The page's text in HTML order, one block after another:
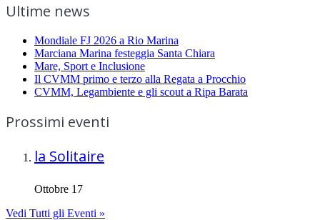
Ultime news
Mondiale FJ 2026 a Rio Marina
Marciana Marina festeggia Santa Chiara
Mare, Sport e Inclusione
Il CVMM primo e terzo alla Regata a Procchio
CVMM, Legambiente e gli scout a Ripa Barata
Prossimi eventi
la Solitaire
Ottobre 17
Vedi Tutti gli Eventi »